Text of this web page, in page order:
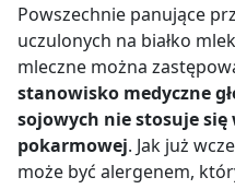
Powszechnie panujące
uczulonych na białko
mleczne można
stanowisko medyczne
sojowych nie stosuje
pokarmowej. Jak już
może być alergenem,